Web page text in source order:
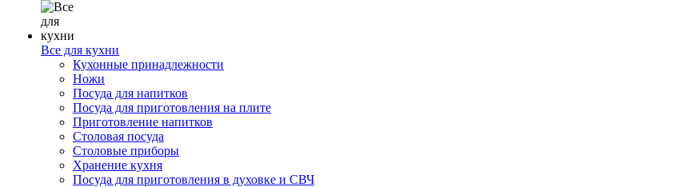
Все для кухни
Кухонные принадлежности
Ножи
Посуда для напитков
Посуда для приготовления на плите
Приготовление напитков
Столовая посуда
Столовые приборы
Хранение кухня
Посуда для приготовления в духовке и СВЧ